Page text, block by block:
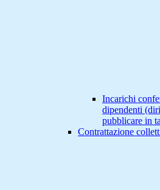
Incarichi
dipendenti
pubblicare in
Contrattazione